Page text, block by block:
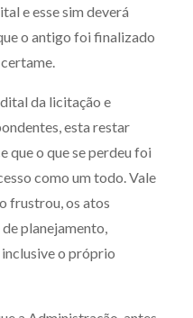
e esse sim deverá
o antigo foi finalizado
da licitação e
esta restar
que o que se perdeu foi
como um todo. Vale
frustrou, os atos
planejamento,
o próprio